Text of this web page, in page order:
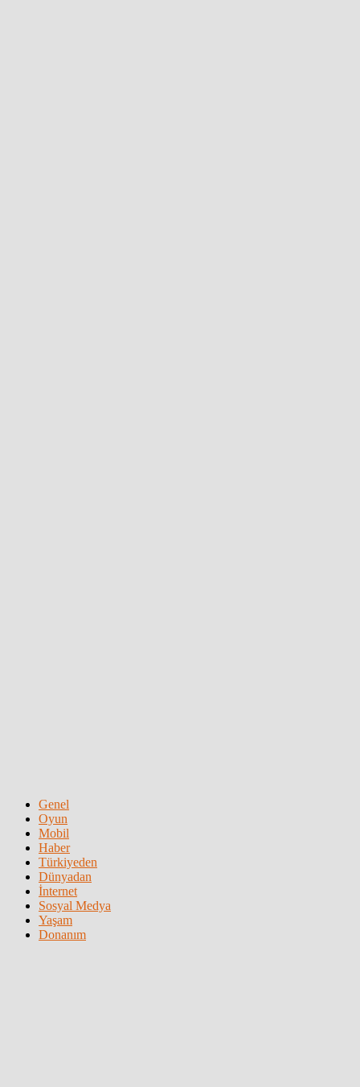
Genel
Oyun
Mobil
Haber
Türkiyeden
Dünyadan
İnternet
Sosyal Medya
Yaşam
Donanım